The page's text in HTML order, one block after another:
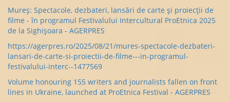
Mureș: Spectacole, dezbateri, lansări de carte și proiecții de
filme - în programul Festivalului Intercultural ProEtnica 2025
de la Sighișoara - AGERPRES
https://agerpres.ro/2025/08/21/mures-spectacole-dezbateri-
lansari-de-carte-si-proiectii-de-filme---in-programul-
festivalului-interc--1477569
Volume honouring 155 writers and journalists fallen on front
lines in Ukraine, launched at ProEtnica Festival - AGERPRES